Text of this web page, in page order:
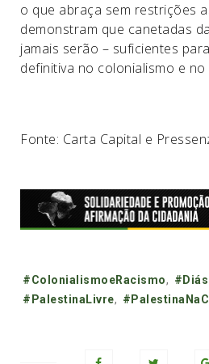
o que abraça sem restrições
demonstram que canetadas
jamais serão – suficientes
definitiva no colonialismo e no
Fonte: Carta Capital e
Tags:
#ColonialismoeRacismo,
#PalestinaLivre,